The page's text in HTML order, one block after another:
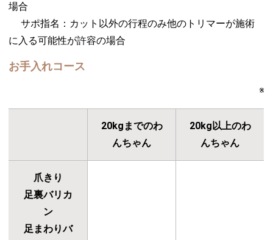
場合
サポ指名：カット以外の行程のみ他のトリマーが施術
に入る可能性が許容の場合
お手入れコース
※
20kgまでのわ
んちゃん
20kg以上のわ
んちゃん
爪きり
足裏バリカ
ン
足まわりバ